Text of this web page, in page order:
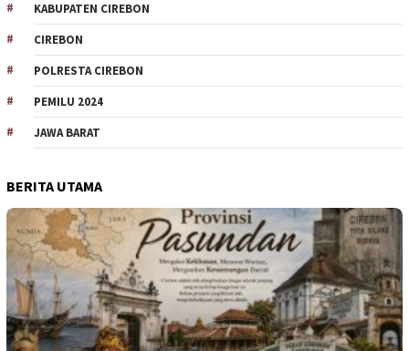
KABUPATEN CIREBON
CIREBON
POLRESTA CIREBON
PEMILU 2024
JAWA BARAT
BERITA UTAMA